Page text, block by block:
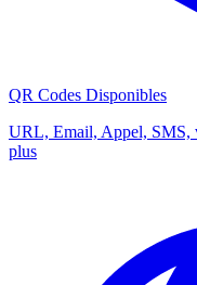
QR Codes Disponibles
URL, Email, Appel, SMS,
plus